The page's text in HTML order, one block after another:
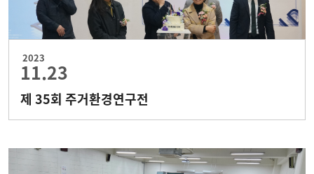
2023
11.23
제 35회 주거환경연구전